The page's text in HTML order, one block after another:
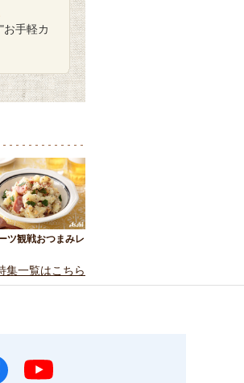
お手軽カ
ツ観戦おつまみレ
集一覧はこちら